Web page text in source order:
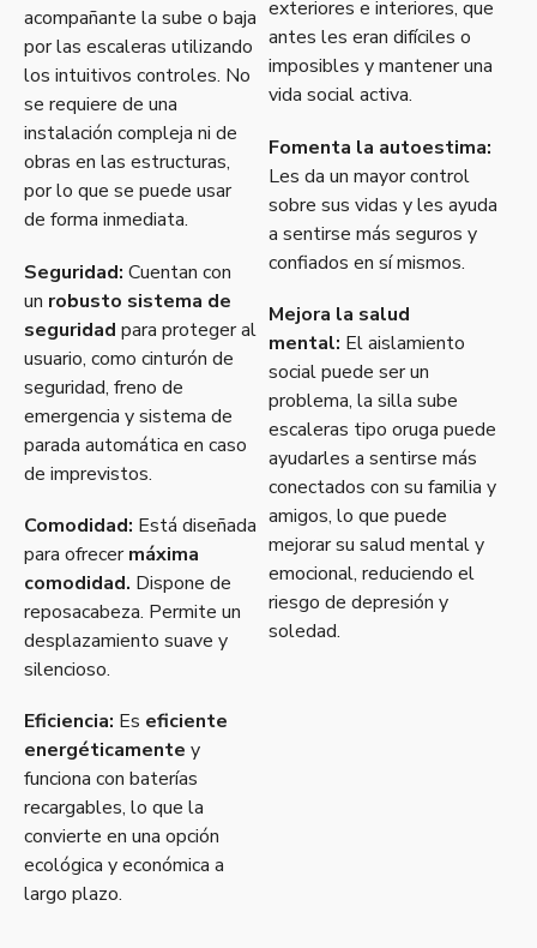
acompañante la sube o baja
por las escaleras utilizando
los intuitivos controles. No
se requiere de una
instalación compleja ni de
obras en las estructuras,
por lo que se puede usar
de forma inmediata.
Seguridad: Cuentan con
un robusto sistema de
seguridad para proteger al
usuario, como cinturón de
seguridad, freno de
emergencia y sistema de
parada automática en caso
de imprevistos.
Comodidad: Está diseñada
para ofrecermáxima
comodidad. Dispone de
reposacabeza. Permite un
desplazamiento suave y
silencioso.
Eficiencia: Es eficiente
energéticamente y
funciona con baterías
recargables, lo que la
convierte en una opción
ecológica y económica a
largo plazo.
exteriores e interiores, que
antes les eran difíciles o
imposibles y mantener una
vida social activa.
Fomenta la autoestima:
Les da un mayor control
sobre sus vidas y les ayuda
a sentirse más seguros y
confiados en sí mismos.
Mejora la salud
mental: El aislamiento
social puede ser un
problema, la silla sube
escaleras tipo oruga puede
ayudarles a sentirse más
conectados con su familia y
amigos, lo que puede
mejorar su salud mental y
emocional, reduciendo el
riesgo de depresión y
soledad.